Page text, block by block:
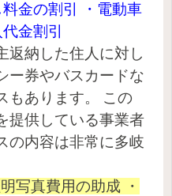
金の割引 ・電動車
金割引
返納した住人に対し
ー券やバスカードな
もあります。
この
提供している事業者
の内容は非常に多岐
写真費用の助成 ・